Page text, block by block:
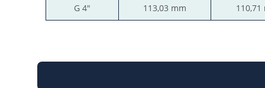
G 4" 113,03 mm 110,71